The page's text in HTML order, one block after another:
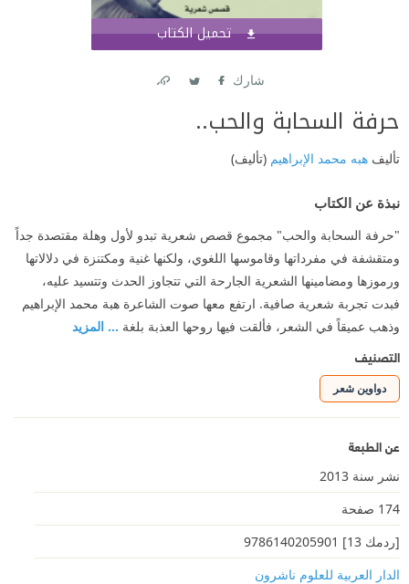
تحميل الكتاب
شارك
حرفة السحابة والحب..
تأليف هبه محمد الإبراهيم (تأليف)
نبذة عن الكتاب
"حرفة السحابة والحب" مجموع قصص شعرية تبدو لأول وهلة مقتصدة جداً
ومتقشفة في مفرداتها وقاموسها اللغوي، ولكنها غنية ومكتنزة في دلالاتها
ورموزها ومضامينها الشعرية الجارحة التي تتجاوز الحدث وتتسيد عليه،
فبدت تجربة شعرية صافية. ارتفع معها صوت الشاعرة هبة محمد الإبراهيم
وذهب عميقاً في الشعر، فألقت فيها روحها العذبة بلغة ... المزيد
التصنيف
دواوين شعر
عن الطبعة
نشر سنة 2013
174 صفحة
[ردمك 13] 9786140205901
الدار العربية للعلوم ناشرون